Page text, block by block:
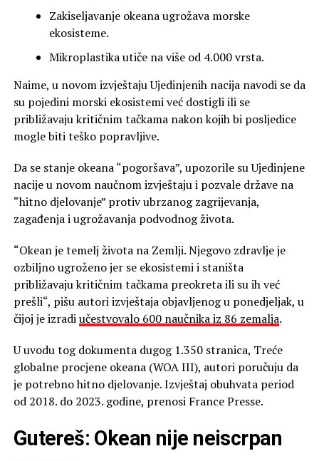
Zakiseljavanje okeana ugrožava morske
ekosisteme.
Mikroplastika utiče na više od 4.000 vrsta.
Naime, u novom izvještaju Ujedinjenih nacija navodi se da
su pojedini morski ekosistemi već dostigli ili se
približavaju kritičnim tačkama nakon kojih bi posljedice
mogle biti teško popravljive.
Da se stanje okeana “pogoršava”, upozorile su Ujedinjene
nacije u novom naučnom izvještaju i pozvale države na
“hitno djelovanje” protiv ubrzanog zagrijevanja,
zagađenja i ugrožavanja podvodnog života.
“Okean je temelj života na Zemlji. Njegovo zdravlje je
ozbiljno ugroženo jer se ekosistemi i staništa
približavaju kritičnim tačkama preokreta ili su ih već
prešli“, pišu autori izvještaja objavljenog u ponedjeljak, u
čijoj je izradiučestvovalo 600 naučnika iz 86 zemalja.
U uvodu tog dokumenta dugog 1.350 stranica, Treće
globalne procjene okeana (WOA III), autori poručuju da
je potrebno hitno djelovanje. Izvještaj obuhvata period
od 2018. do 2023. godine, prenosi France Presse.
Gutereš: Okean nije neiscrpan